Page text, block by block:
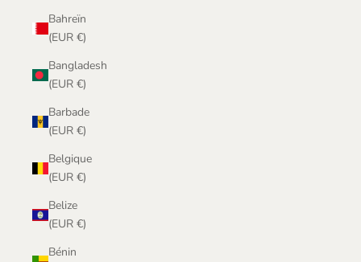
Bahreïn
(EUR €)
Bangladesh
(EUR €)
Barbade
(EUR €)
Belgique
(EUR €)
Belize
(EUR €)
Bénin